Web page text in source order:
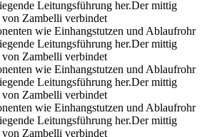
Leitungsführung her.Der mittig
Zambelli verbindet
wie Einhangstutzen und Ablaufrohr
Leitungsführung her.Der mittig
Zambelli verbindet
wie Einhangstutzen und Ablaufrohr
Leitungsführung her.Der mittig
Zambelli verbindet
wie Einhangstutzen und Ablaufrohr
Leitungsführung her.Der mittig
Zambelli verbindet